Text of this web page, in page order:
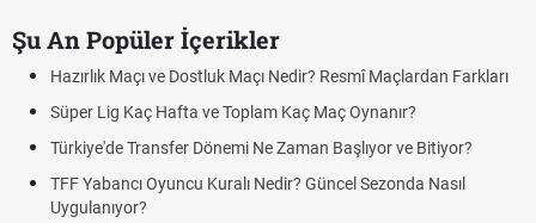
Şu An Popüler İçerikler
Hazırlık Maçı ve Dostluk Maçı Nedir? Resmî Maçlardan Farkları
Süper Lig Kaç Hafta ve Toplam Kaç Maç Oynanır?
Türkiye'de Transfer Dönemi Ne Zaman Başlıyor ve Bitiyor?
TFF Yabancı Oyuncu Kuralı Nedir? Güncel Sezonda Nasıl
Uygulanıyor?